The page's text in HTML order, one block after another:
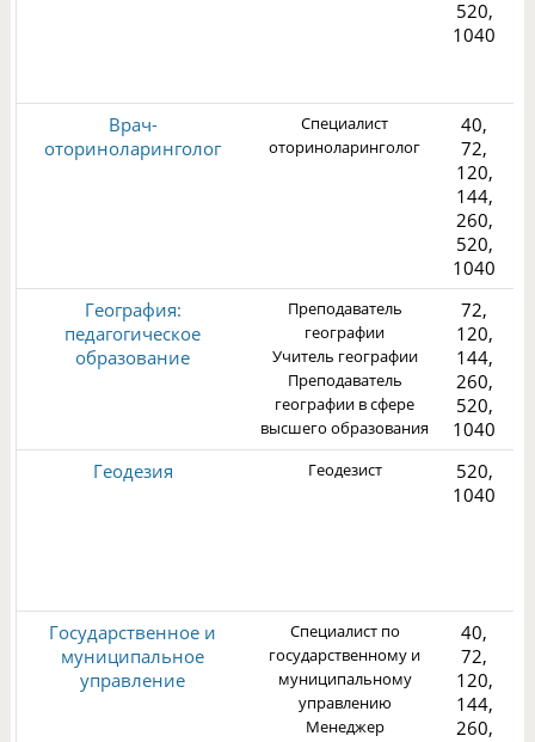
520,
1040
Врач-
оториноларинголог
Специалист
оториноларинголог
40,
72,
120,
144,
260,
520,
1040
География:
педагогическое
образование
Преподаватель
географии
Учитель географии
Преподаватель
географии в сфере
высшего образования
72,
120,
144,
260,
520,
1040
Геодезия
Геодезист
520,
1040
Государственное и
муниципальное
управление
Специалист по
государственному и
муниципальному
управлению
Менеджер
40,
72,
120,
144,
260,